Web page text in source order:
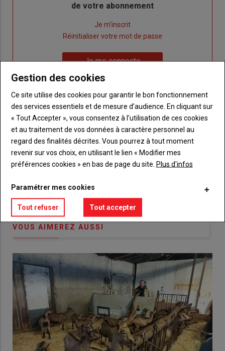
de votre abonnement
nouveau
Je m'inscrit
votre
de
passe"
Réinitialiser votre mot de passe
me
connecte"
Je me connecte
Sous-
titre
Vous n'êtes pas abonné(e)
TITRE CRÉEZ UN COMPTE
BodyChoisissez votre formule et créez votre
compte pour accéder à tout {nom-site}.
Lien Créez un compte
VOUS AIMEREZ AUSSI
Gestion des cookies
Ce site utilise des cookies pour garantir le bon fonctionnement
des services essentiels et de mesure d’audience. En cliquant sur
« Tout Accepter », vous consentez à l’utilisation de ces cookies
et au traitement de vos données à caractère personnel au
regard des finalités décrites. Vous pourrez à tout moment
revenir sur vos choix, en utilisant le lien « Modifier mes
préférences cookies » en bas de page du site. Plus d'infos
Paramétrer mes cookies
Tout refuser Tout accepter